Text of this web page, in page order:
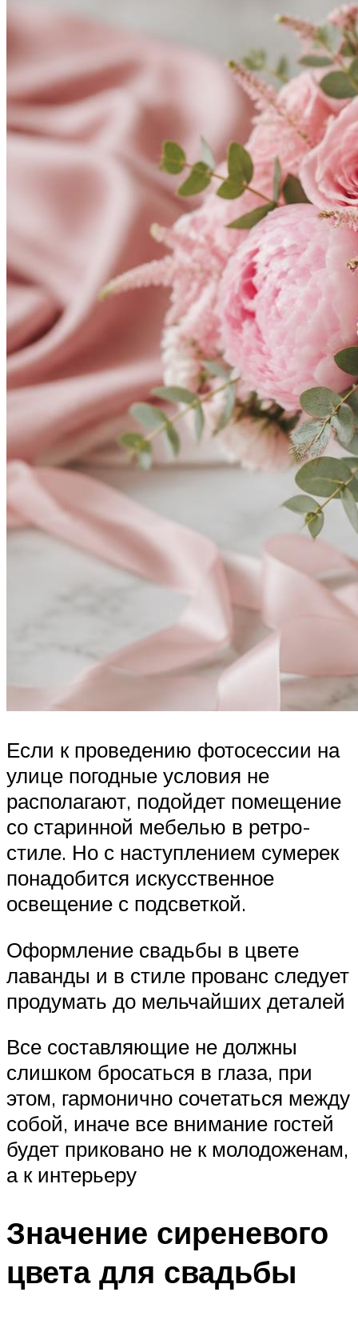
Если к проведению фотосессии на
улице погодные условия не
располагают, подойдет помещение
со старинной мебелью в ретро-
стиле. Но с наступлением сумерек
понадобится искусственное
освещение с подсветкой.
Оформление свадьбы в цвете
лаванды и в стиле прованс следует
продумать до мельчайших деталей
Все составляющие не должны
слишком бросаться в глаза, при
этом, гармонично сочетаться между
собой, иначе все внимание гостей
будет приковано не к молодоженам,
а к интерьеру
Значение сиреневого
цвета для свадьбы